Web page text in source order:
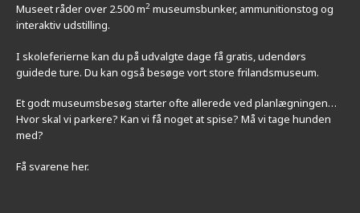
Museet råder over 2.500 m2 museumsbunker, ammunitionstog og
interaktiv udstilling.
I skoleferierne kan du på udvalgte dage få gratis, udendørs
guidede ture. Du kan også besøge vort store frilandsmuseum.
Et godt museumsbesøg starter ofte allerede ved planlægningen…
Hvor skal vi parkere? Kan vi få noget at spise? Må vi tage hunden
med?
Få svarene her.